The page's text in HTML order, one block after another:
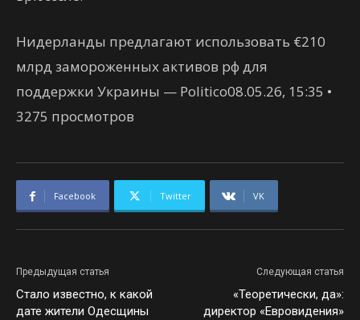
Нидерланды предлагают использовать €210
млрд замороженных активов рф для
поддержки Украины — Politico08.05.26, 15:35 •
3275 просмотров
Facebook Twitter VK
Предыдущая статья
Стало известно, к какой
дате жители Одесщины
Следующая статья
«Теоретически, да»:
директор «Евровидения»